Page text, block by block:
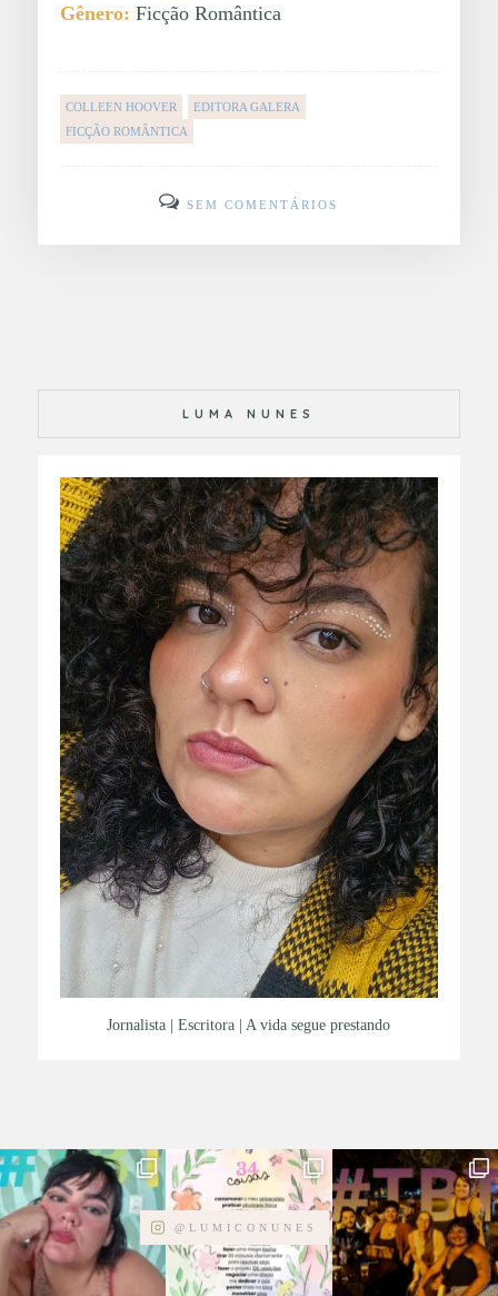
Gênero: Ficção Romântica
COLLEEN HOOVER
EDITORA GALERA
FICÇÃO ROMÂNTICA
SEM COMENTÁRIOS
LUMA NUNES
Jornalista | Escritora | A vida segue prestando
@LUMICONUNES